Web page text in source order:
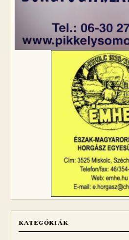
KATEGÓRIÁK